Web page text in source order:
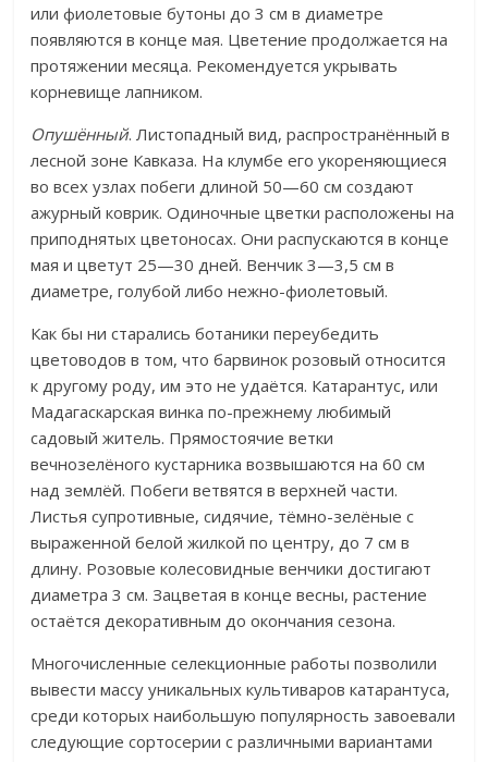
или фиолетовые бутоны до 3 см в диаметре
появляются в конце мая. Цветение продолжается на
протяжении месяца. Рекомендуется укрывать
корневище лапником.
Опушённый. Листопадный вид, распространённый в
лесной зоне Кавказа. На клумбе его укореняющиеся
во всех узлах побеги длиной 50—60 см создают
ажурный коврик. Одиночные цветки расположены на
приподнятых цветоносах. Они распускаются в конце
мая и цветут 25—30 дней. Венчик 3—3,5 см в
диаметре, голубой либо нежно-фиолетовый.
Как бы ни старались ботаники переубедить
цветоводов в том, что барвинок розовый относится
к другому роду, им это не удаётся. Катарантус, или
Мадагаскарская винка по-прежнему любимый
садовый житель. Прямостоячие ветки
вечнозелёного кустарника возвышаются на 60 см
над землёй. Побеги ветвятся в верхней части.
Листья супротивные, сидячие, тёмно-зелёные с
выраженной белой жилкой по центру, до 7 см в
длину. Розовые колесовидные венчики достигают
диаметра 3 см. Зацветая в конце весны, растение
остаётся декоративным до окончания сезона.
Многочисленные селекционные работы позволили
вывести массу уникальных культиваров катарантуса,
среди которых наибольшую популярность завоевали
следующие сортосерии с различными вариантами